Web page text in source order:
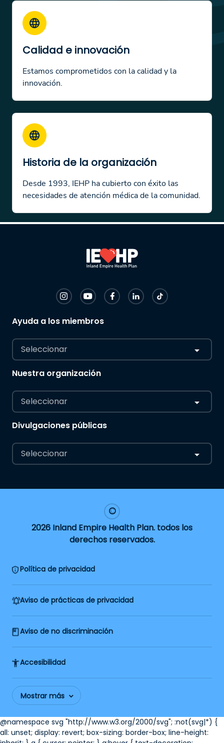
Calidad e innovación
Estamos comprometidos con la calidad y la
innovación.
Historia de la organización
Desde 1993, IEHP ha cubierto con éxito las
necesidades de atención médica de la comunidad.
Ayuda a los miembros
Seleccionar
Nuestra organización
Seleccionar
Divulgaciones públicas
Seleccionar
2026 Inland Empire Health Plan. todos los
derechos reservados.
Política de privacidad
Aviso de prácticas de privacidad
Aviso de no discriminación
Accesibilidad
Mostrar más